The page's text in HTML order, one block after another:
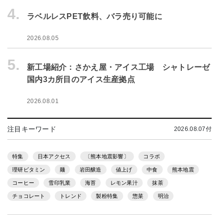
4. ラベルレスPET飲料、バラ売り可能に
2026.08.05
5.
新工場紹介：さかえ屋・アイス工場 シャトレーゼ
国内3カ所目のアイス生産拠点
2026.08.01
注目キーワード 2026.08.07付
特集 日本アクセス 〔熊本地震影響〕 コラボ
理研ビタミン 麺 岩田醸造 値上げ 中食 熊本地震
コーヒー 雪印乳業 海苔 レモン果汁 抹茶
チョコレート トレンド 製粉特集 惣菜 明治